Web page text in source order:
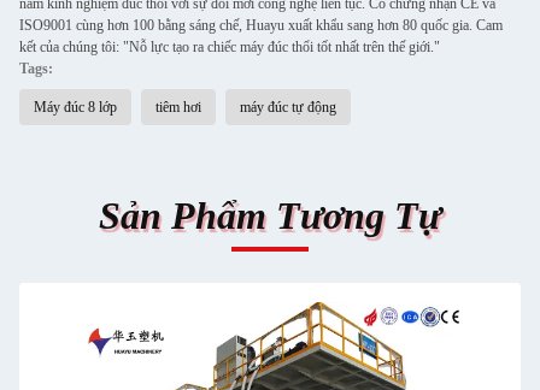
năm kinh nghiệm đúc thổi với sự đổi mới công nghệ liên tục. Có chứng nhận CE và
ISO9001 cùng hơn 100 bằng sáng chế, Huayu xuất khẩu sang hơn 80 quốc gia. Cam
kết của chúng tôi: "Nỗ lực tạo ra chiếc máy đúc thổi tốt nhất trên thế giới."
Tags:
Máy đúc 8 lớp tiêm hơi máy đúc tự động
Sản Phẩm Tương Tự